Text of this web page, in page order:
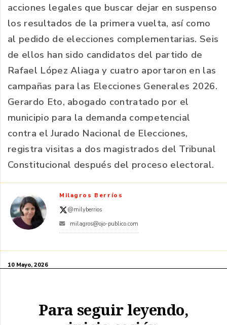
acciones legales que buscar dejar en suspenso
los resultados de la primera vuelta, así como
al pedido de elecciones complementarias. Seis
de ellos han sido candidatos del partido de
Rafael López Aliaga y cuatro aportaron en las
campañas para las Elecciones Generales 2026.
Gerardo Eto, abogado contratado por el
municipio para la demanda competencial
contra el Jurado Nacional de Elecciones,
registra visitas a dos magistrados del Tribunal
Constitucional después del proceso electoral.
Milagros Berríos
@milyberrios
milagros@ojo-publico.com
10 Mayo, 2026
Para seguir leyendo,